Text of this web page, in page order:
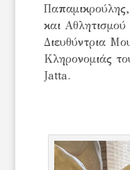
και
Διευθύντρια
Κληρονομιάς
Jatta.